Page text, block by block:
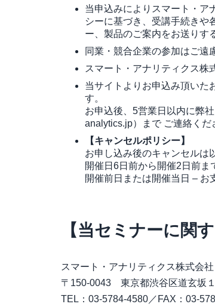
当申込みによりスマート・ア
シーに基づき、受講手続きや
ー、製品のご案内をお送りす
同業・競合企業の参加はご遠
スマート・アナリティクス
当サイトよりお申込み頂いた
す。
お申込後、5営業日以内に弊
analytics.jp）まで ご連絡くだ
【キャンセルポリシー】
お申し込み後のキャンセルは
開催日6日前から開催2日前ま
開催前日または開催当日 – お
【当セミナーに関
スマート・アナリティクス株式会社
〒150-0043 東京都渋谷区道玄坂
​TEL：03-5784-4580／FAX：03-